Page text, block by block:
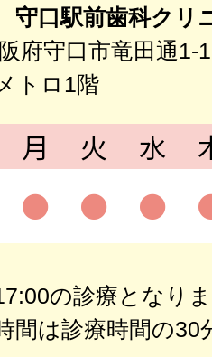
守口駅前歯科クリ
府守口市竜田通1-
トロ1階
月 火 水
● ● ●
の診療となり
間は診療時間の30